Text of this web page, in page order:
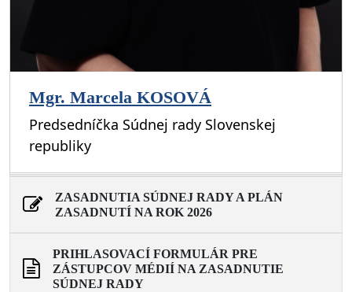
Mgr. Marcela KOSOVÁ
Predsedníčka Súdnej rady Slovenskej
republiky
ZASADNUTIA SÚDNEJ RADY A PLÁN
ZASADNUTÍ NA ROK 2026
PRIHLASOVACÍ FORMULÁR PRE
ZÁSTUPCOV MÉDIÍ NA ZASADNUTIE
SÚDNEJ RADY